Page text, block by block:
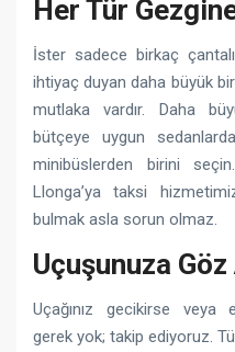
Her Tür
İster sadece birkaç
ihtiyaç duyan daha büyük
mutlaka vardır. Daha
bütçeye uygun
minibüslerden birini
Llonga’ya taksi
bulmak asla sorun olmaz.
Uçuşunuza
Uçağınız gecikirse veya
gerek yok; takip ediyoruz.